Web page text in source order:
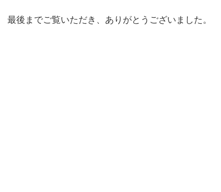
最後までご覧いただき、ありがとうございました。